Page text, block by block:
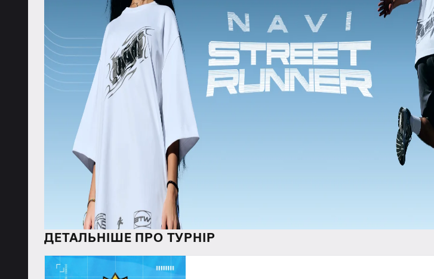
ДЕТАЛЬНІШЕ ПРО ТУРНІР